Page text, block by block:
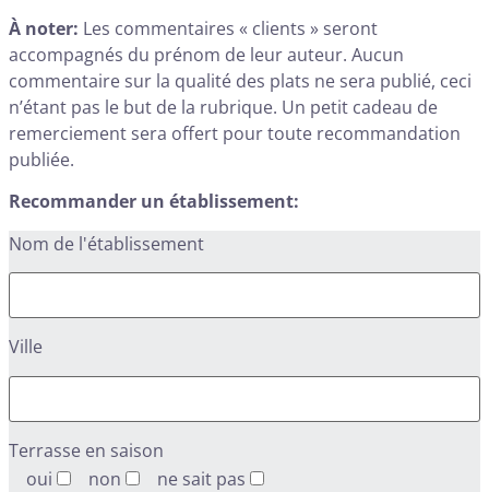
À noter: Les commentaires « clients » seront
accompagnés du prénom de leur auteur. Aucun
commentaire sur la qualité des plats ne sera publié, ceci
n’étant pas le but de la rubrique. Un petit cadeau de
remerciement sera offert pour toute recommandation
publiée.
Recommander un établissement:
Nom de l'établissement
Ville
Terrasse en saison
oui
non ne sait pas